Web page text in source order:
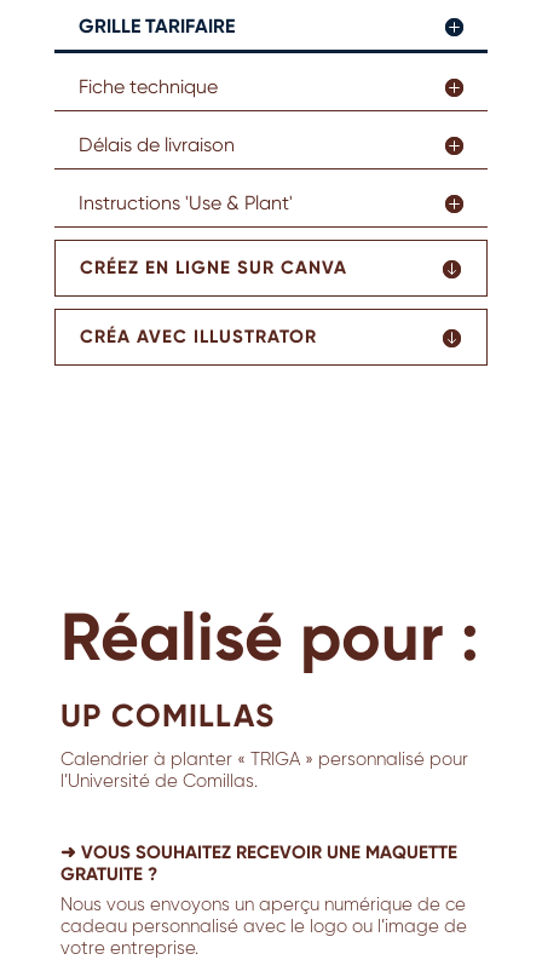
GRILLE TARIFAIRE
Fiche technique
Délais de livraison
Instructions 'Use & Plant'
CRÉEZ EN LIGNE SUR CANVA
CRÉA AVEC ILLUSTRATOR
Réalisé pour :
UP COMILLAS
Calendrier à planter « TRIGA » personnalisé pour
l’Université de Comillas.
➜ VOUS SOUHAITEZ RECEVOIR UNE MAQUETTE
GRATUITE ?
Nous vous envoyons un aperçu numérique de ce
cadeau personnalisé avec le logo ou l’image de
votre entreprise.